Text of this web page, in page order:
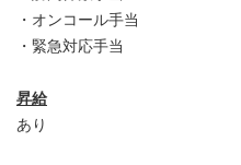
・オンコール手当
・緊急対応手当
昇給
あり